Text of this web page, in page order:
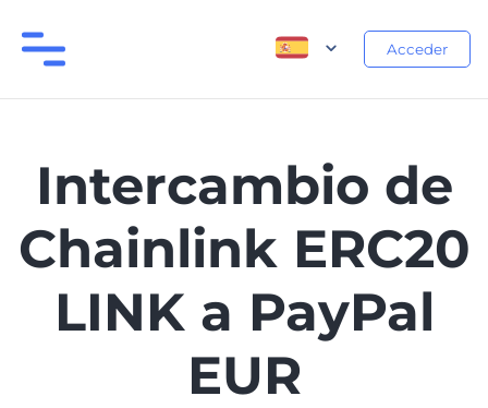
Acceder
Intercambio de
Chainlink ERC20
LINK a PayPal
EUR